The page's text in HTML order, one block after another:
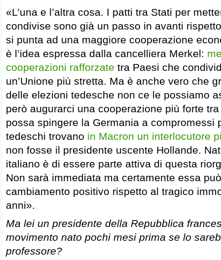
«L’una e l’altra cosa. I patti tra Stati per
condivise sono già un passo in avanti
si punta ad una maggiore cooperazione
è l’idea espressa dalla cancelliera Merkel:
cooperazioni rafforzate tra Paesi che
un’Unione più stretta. Ma è anche vero che
delle elezioni tedesche non ce le possiamo
però augurarci una cooperazione più forte
possa spingere la Germania a compromessi
tedeschi trovano in Macron un interlocutore
non fosse il presidente uscente Hollande.
italiano è di essere parte attiva di questa
Non sarà immediata ma certamente essa
cambiamento positivo rispetto al tragico
anni».
Ma lei un presidente della Repubblica
movimento nato pochi mesi prima se lo
professore?